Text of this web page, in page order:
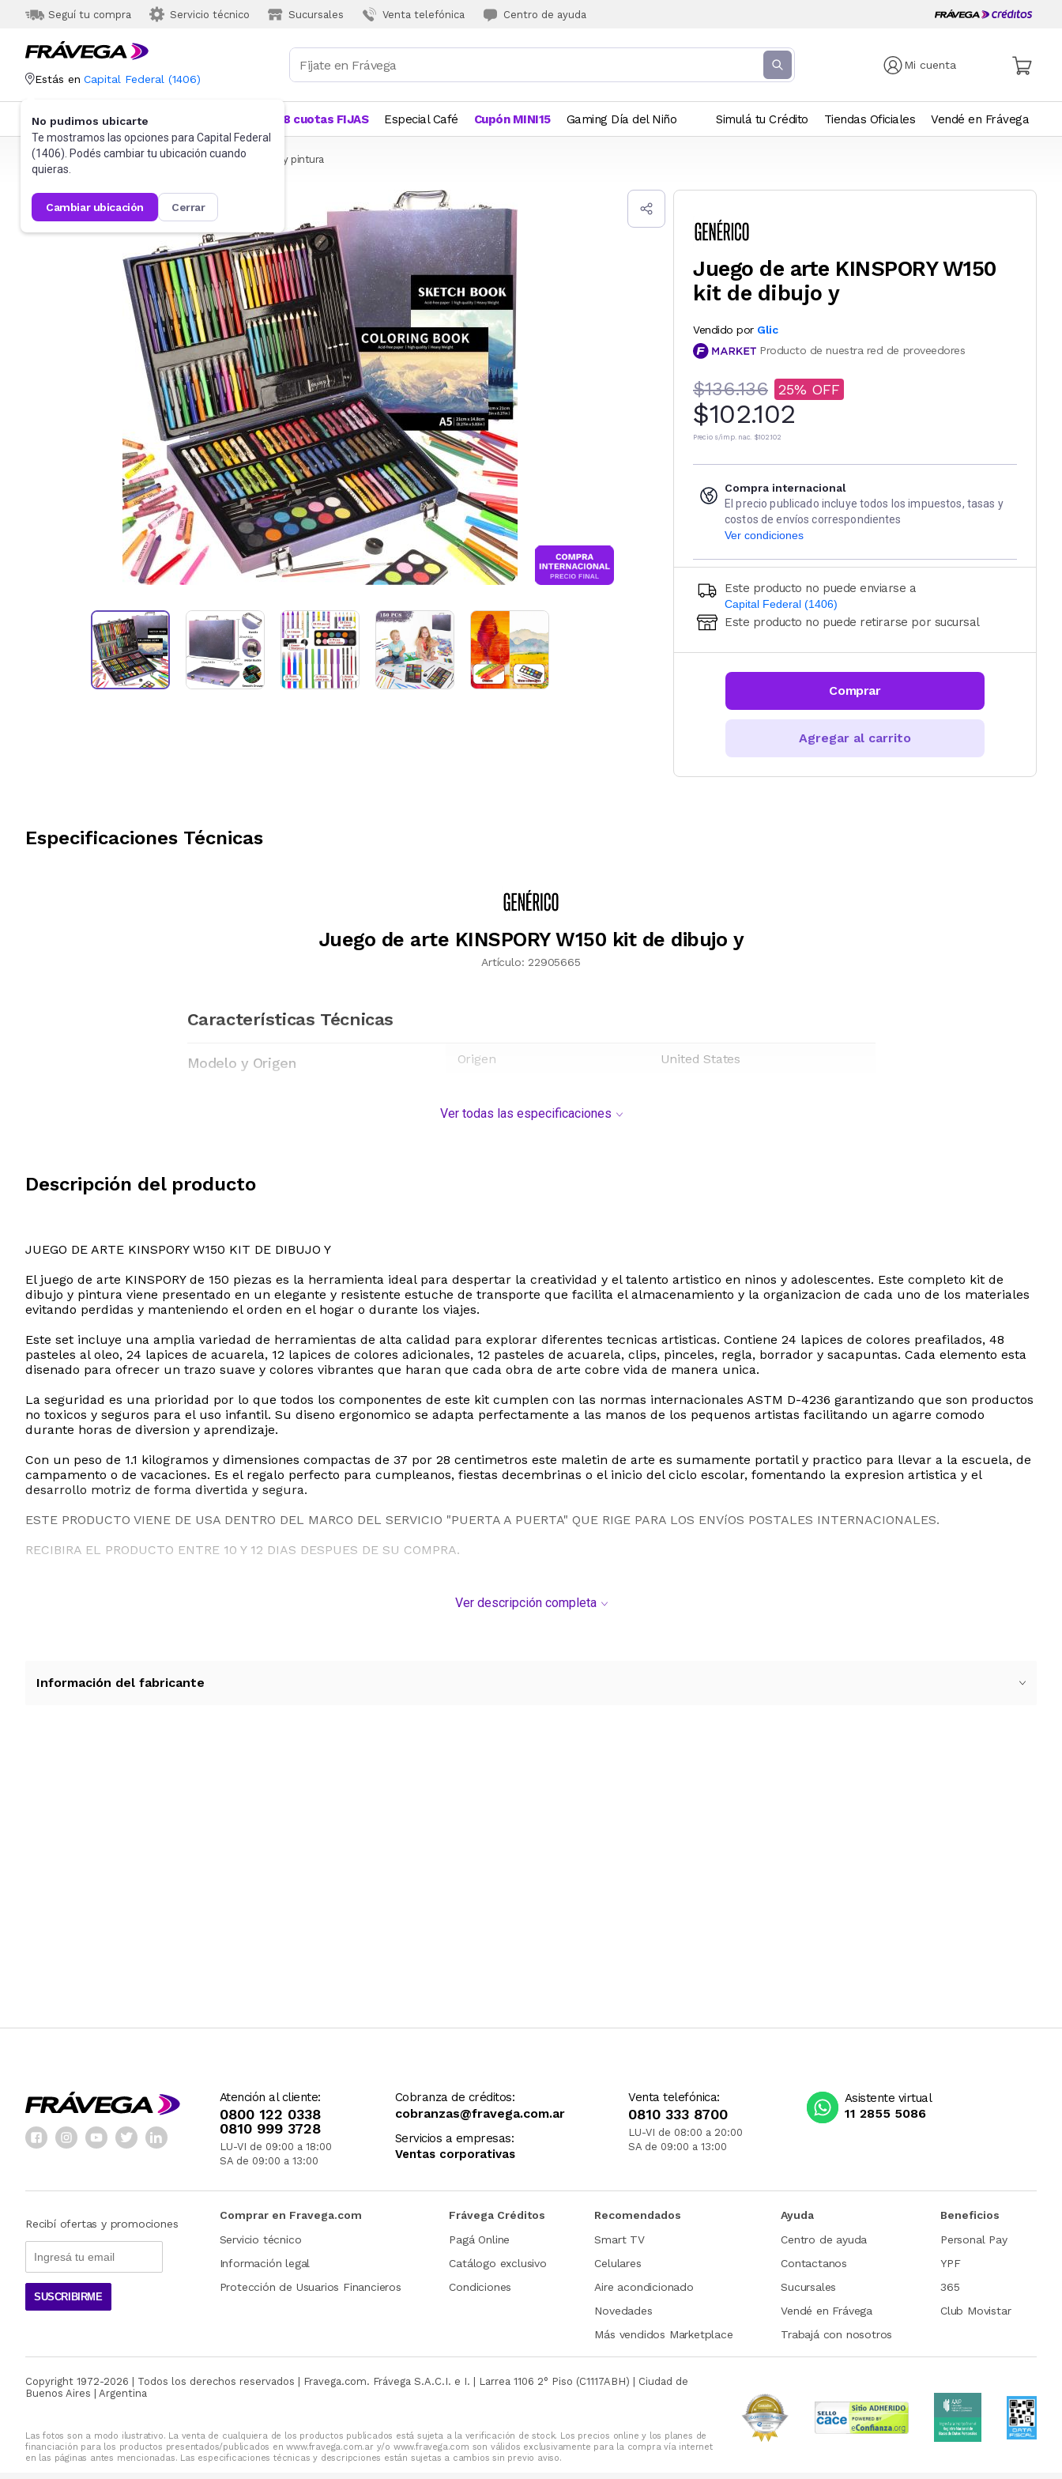
Seguí tu compra Servicio técnico Sucursales Venta telefónica Centro de ayuda
Mi cuenta
Estás en Capital Federal (1406)
No pudimos ubicarte
Te mostramos las opciones para Capital Federal
(1406). Podés cambiar tu ubicación cuando
quieras.
cambiar ubicación cerrar
Categorías Más Vendidos 18 cuotas FIJAS Especial Café Cupón MINI15 Gaming Día del Niño Simulá tu Crédito Tiendas Oficiales Vendé en Frávega
Frávega Artículos de Librería y Papelería Artística y pintura
Juego de arte KINSPORY W150
kit de dibujo y
Vendido por Glic
Producto de nuestra red de proveedores
$136.136 25
$102.102
Precio s/imp. nac. $102.102
Compra internacional
El precio publicado incluye todos los impuestos, tasas y
costos de envíos correspondientes
Ver condiciones
Este producto no puede enviarse a
Capital Federal (1406)
Ingresá código postal (sólo números)
CALCULAR
Este producto no puede retirarse por sucursal
Comprar
Agregar al carrito
Especificaciones Técnicas
Juego de arte KINSPORY W150 kit de dibujo y
Artículo: 22905665
Características Técnicas
Modelo y Origen Origen United States
Ver todas las especificaciones
Descripción del producto
JUEGO DE ARTE KINSPORY W150 KIT DE DIBUJO Y
El juego de arte KINSPORY de 150 piezas es la herramienta ideal para despertar la creatividad y el talento artistico en ninos y adolescentes. Este completo kit de
dibujo y pintura viene presentado en un elegante y resistente estuche de transporte que facilita el almacenamiento y la organizacion de cada uno de los materiales
evitando perdidas y manteniendo el orden en el hogar o durante los viajes.
Este set incluye una amplia variedad de herramientas de alta calidad para explorar diferentes tecnicas artisticas. Contiene 24 lapices de colores preafilados, 48
pasteles al oleo, 24 lapices de acuarela, 12 lapices de colores adicionales, 12 pasteles de acuarela, clips, pinceles, regla, borrador y sacapuntas. Cada elemento esta
disenado para ofrecer un trazo suave y colores vibrantes que haran que cada obra de arte cobre vida de manera unica.
La seguridad es una prioridad por lo que todos los componentes de este kit cumplen con las normas internacionales ASTM D-4236 garantizando que son productos
no toxicos y seguros para el uso infantil. Su diseno ergonomico se adapta perfectamente a las manos de los pequenos artistas facilitando un agarre comodo
durante horas de diversion y aprendizaje.
Con un peso de 1.1 kilogramos y dimensiones compactas de 37 por 28 centimetros este maletin de arte es sumamente portatil y practico para llevar a la escuela, de
campamento o de vacaciones. Es el regalo perfecto para cumpleanos, fiestas decembrinas o el inicio del ciclo escolar, fomentando la expresion artistica y el
desarrollo motriz de forma divertida y segura.
ESTE PRODUCTO VIENE DE USA DENTRO DEL MARCO DEL SERVICIO "PUERTA A PUERTA" QUE RIGE PARA LOS ENVíOS POSTALES INTERNACIONALES.
RECIBIRA EL PRODUCTO ENTRE 10 Y 12 DIAS DESPUES DE SU COMPRA.
Ver descripción completa
Información del fabricante
Atención al cliente:
0800 122 0338
0810 999 3728
LU-VI de 09:00 a 18:00
SA de 09:00 a 13:00
Cobranza de créditos:
cobranzas@fravega.com.ar
Servicios a empresas:
Ventas corporativas
Venta telefónica:
0810 333 8700
LU-VI de 08:00 a 20:00
SA de 09:00 a 13:00
Asistente virtual
11 2855 5086
Recibí ofertas y promociones
SUSCRIBIRME
Comprar en Fravega.com
Servicio técnico
Información legal
Protección de Usuarios Financieros
Frávega Créditos
Pagá Online
Catálogo exclusivo
Condiciones
Recomendados
Smart TV
Celulares
Aire acondicionado
Novedades
Más vendidos Marketplace
Ayuda
Centro de ayuda
Contactanos
Sucursales
Vendé en Frávega
Trabajá con nosotros
Beneficios
Personal Pay
YPF
365
Club Movistar
Copyright 1972-2026 | Todos los derechos reservados | Fravega.com. Frávega S.A.C.I. e I. | Larrea 1106 2° Piso (C1117ABH) | Ciudad de
Buenos Aires | Argentina
Las fotos son a modo ilustrativo. La venta de cualquiera de los productos publicados está sujeta a la verificación de stock. Los precios online y los planes de
financiación para los productos presentados/publicados en www.fravega.com.ar y/o www.fravega.com son válidos exclusivamente para la compra vía internet
en las páginas antes mencionadas. Las especificaciones técnicas y descripciones están sujetas a cambios sin previo aviso.